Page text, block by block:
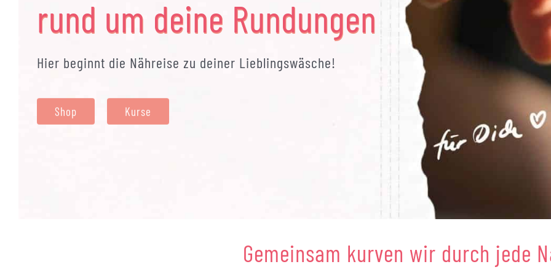
rund um deine Rundungen
Hier beginnt die Nähreise zu deiner Lieblingswäsche!
Shop Kurse
Gemeinsam kurven wir durch jede